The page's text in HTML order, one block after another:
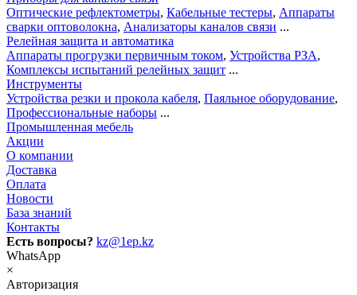
Оптические рефлектометры, Кабельные тестеры, Аппараты
сварки оптоволокна, Анализаторы каналов связи ...
Релейная защита и автоматика
Аппараты прогрузки первичным током, Устройства РЗА,
Комплексы испытаний релейных защит ...
Инструменты
Устройства резки и прокола кабеля, Паяльное оборудование,
Профессиональные наборы ...
Промышленная мебель
Акции
О компании
Доставка
Оплата
Новости
База знаний
Контакты
Есть вопросы? kz@1ep.kz
WhatsApp
×
Авторизация